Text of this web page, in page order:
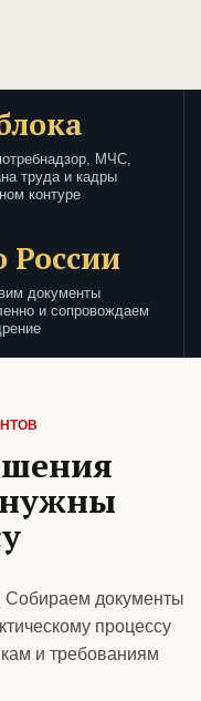
МЧС,
труда и кадры
контуре
России
документы
и сопровождаем
Собираем документы
процессу
и требованиям